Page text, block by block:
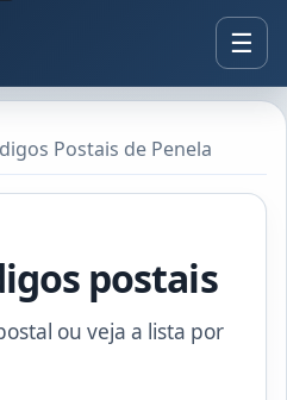
Postais de Penela
postais
ou veja a lista por